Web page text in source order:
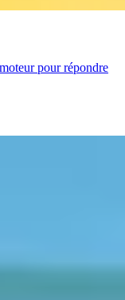
pour répondre